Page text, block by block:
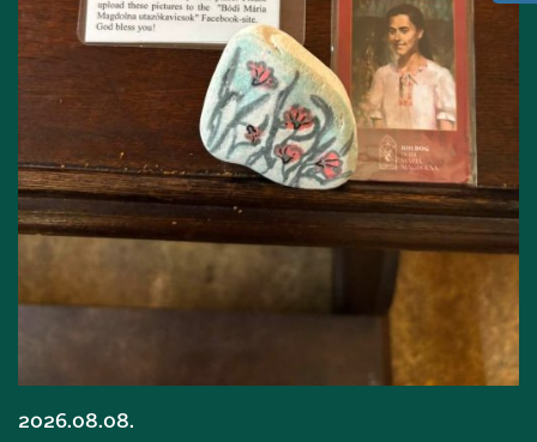
2026.08.08.